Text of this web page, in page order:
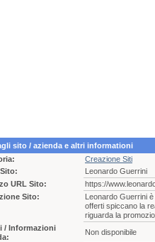
sito / azienda e altri informationi
Creazione Siti
Leonardo Guerrini
URL Sito:
https://
Sito:
Leonardo Guerrini
offerti spiccano la
riguarda la
/ Informazioni
Non disponibile